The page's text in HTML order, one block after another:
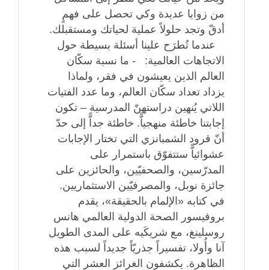
من ‏زوايا عديدة وكي تحصل على فهمٍ
أدقّ وتجد حلولاً عملية لحياتك ومستقبلك.
‏ ‎ ‎ عندما تُطرَح علينا أسئلة بسيطة حول
الاتجاهات العالمية:‏ ‎ ‎ ‏- ما نسبة سكّان
العالم الذين يعيشون في فقر، ولماذا
يزداد تعداد سكّان العالم، وما عدد الفتيات
‏اللاتي يُنهين دراستهنّ المدرسية – تكون
إجابتنا خاطئة منهجياًّ. خاطئة جداًّ إلى حدّ
أنّ قرود ‏الشمبانزي التي تختار الإجابات
عشوائياًّ ستتفوّق باستمرار على
المدرّسين، والصحفيّين، والحائزين ‏على
في كتابه «الإلمام بالحقيقة»، يقدم
بروفيسور الصحة الدولية العالمي هانس
روسلينغ، مع شريكَيه ‏على المدى الطويل
آنا وأُولا، تفسيراً جذريّاً جديداً لسبب هذه
الظاهرة. يكشفون الغرائز العشر التي